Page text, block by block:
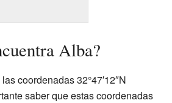
Alba?
coordenadas 32°47′12″N
saber que estas coordenadas